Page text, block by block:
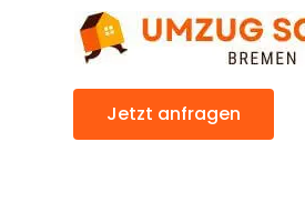
Jetzt anfragen